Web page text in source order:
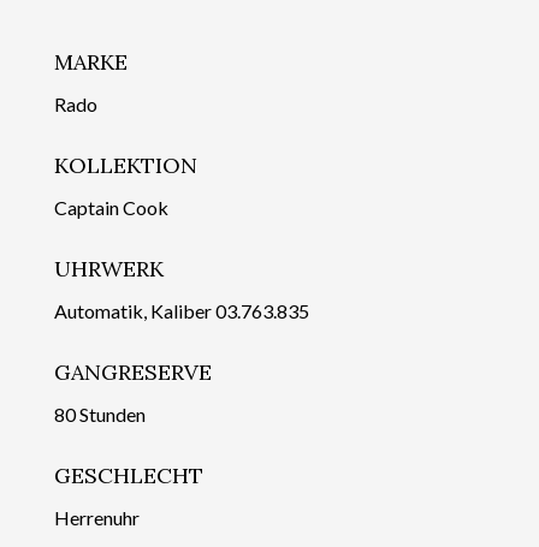
MARKE
Rado
KOLLEKTION
Captain Cook
UHRWERK
Automatik, Kaliber 03.763.835
GANGRESERVE
80 Stunden
GESCHLECHT
Herrenuhr